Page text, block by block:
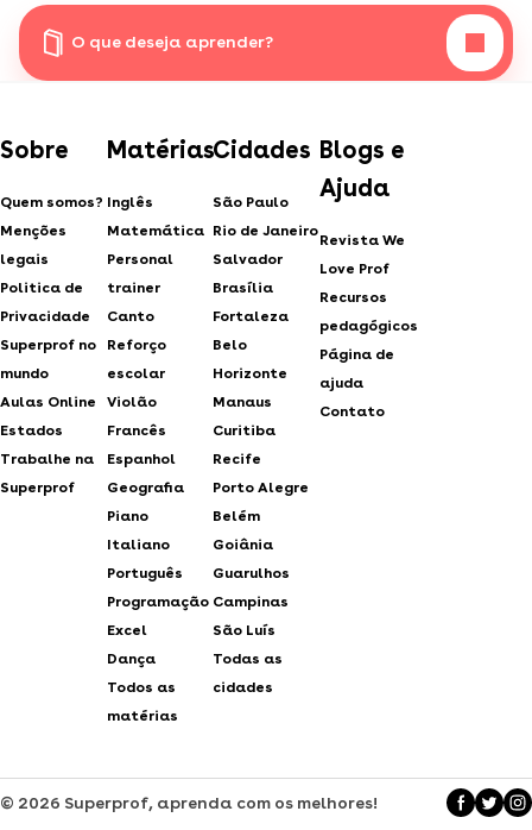
O que deseja aprender?
Sobre
Quem somos?
Menções
legais
Politica de
Privacidade
Superprof no
mundo
Aulas Online
Estados
Trabalhe na
Superprof
Matérias
Inglês
Matemática
Personal
trainer
Canto
Reforço
escolar
Violão
Francês
Espanhol
Geografia
Piano
Italiano
Português
Programação
Excel
Dança
Todos as
matérias
Cidades
São Paulo
Rio de Janeiro
Salvador
Brasília
Fortaleza
Belo
Horizonte
Manaus
Curitiba
Recife
Porto Alegre
Belém
Goiânia
Guarulhos
Campinas
São Luís
Todas as
cidades
Blogs e
Ajuda
Revista We
Love Prof
Recursos
pedagógicos
Página de
ajuda
Contato
© 2026 Superprof, aprenda com os melhores!